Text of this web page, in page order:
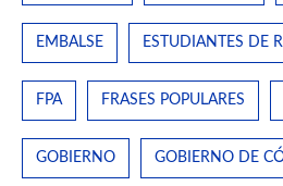
EMBALSE ESTUDIANTES DE
FPA FRASES POPULARES
GOBIERNO GOBIERNO DE